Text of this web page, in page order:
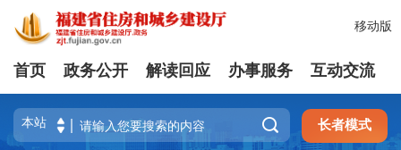
移动版
首页 政务公开 解读回应 办事服务 互动交流
 长者模式